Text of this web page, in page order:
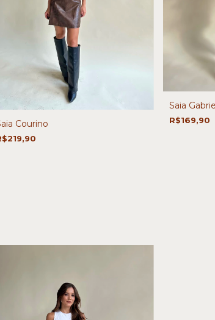
Courino
Saia
R$169,90